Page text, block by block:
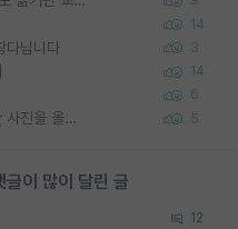
14
다닙니다 3
14
6
정보보안 연구하는 입장에선 식별가능한 사진을 올리는건 비추이긴함 5
이 많이 달린 글
12